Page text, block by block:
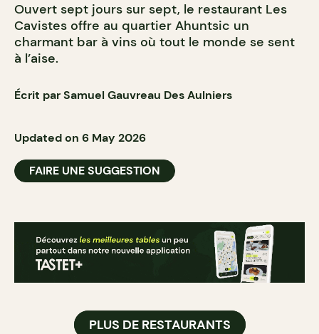
Ouvert sept jours sur sept, le restaurant Les
Cavistes offre au quartier Ahuntsic un
charmant bar à vins où tout le monde se sent
à l’aise.
Écrit par Samuel Gauvreau Des Aulniers
Updated on 6 May 2026
FAIRE UNE SUGGESTION
PLUS DE RESTAURANTS